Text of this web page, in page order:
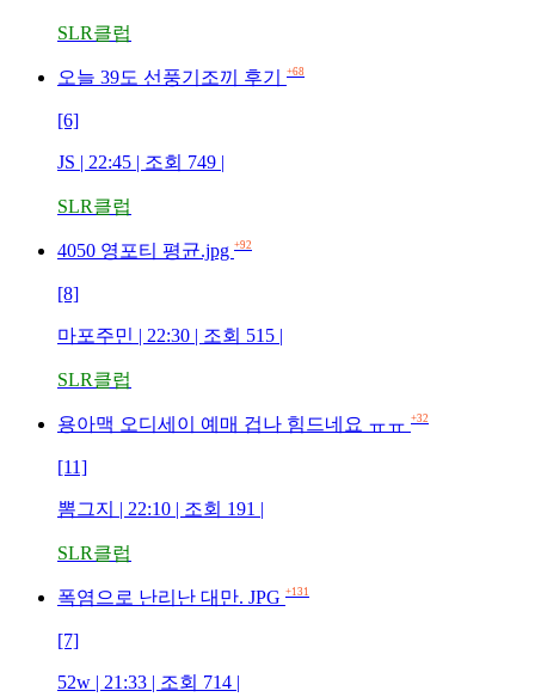
SLR클럽
오늘 39도 선풍기조끼 후기 +68
[6]
JS | 22:45 | 조회 749 |
SLR클럽
4050 영포티 평균.jpg +92
[8]
마포주민 | 22:30 | 조회 515 |
SLR클럽
용아맥 오디세이 예매 겁나 힘드네요 ㅠㅠ +32
[11]
뽐그지 | 22:10 | 조회 191 |
SLR클럽
폭염으로 난리난 대만. JPG +131
[7]
52w | 21:33 | 조회 714 |